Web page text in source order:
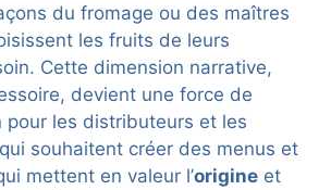
du fromage ou des maîtres
les fruits de leurs
Cette dimension narrative,
devient une force de
pour les distributeurs et les
souhaitent créer des menus et
mettent en valeur l’origine et